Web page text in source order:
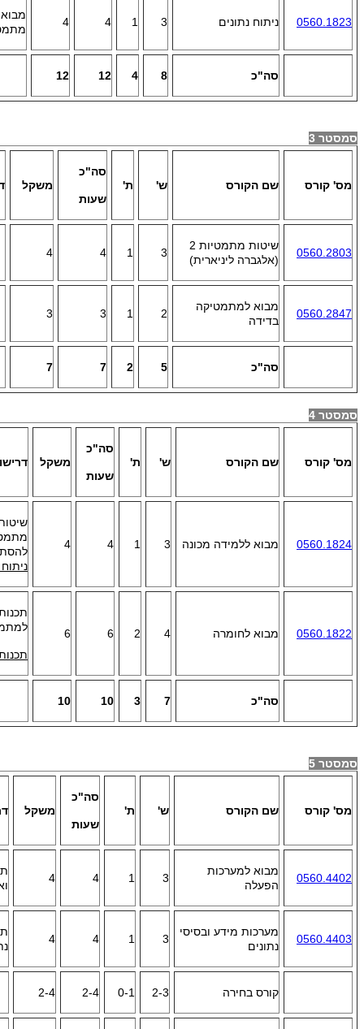
0560.1823 ניתוח נתונים 3
1
4
4
סה"כ 8
4
12
12
סמסטר 3
מס' קורס שם הקורס ש' ת'
סה"כ
שעות
משקל
0560.2803
שיטות מתמטיות 2
(אלגברה ליניארית)
3
1
4
4
0560.2847
מבוא למתמטיקה
בדידה
2
1
3
3
סה"כ 5
2
7
7
סמסטר 4
מס' קורס שם הקורס ש' ת'
סה"כ
שעות
משקל
0560.1824 מבוא ללמידה מכונה 3
1
4
4
0560.1822 מבוא לחומרה 4
2
6
6
סה"כ 7
3
10
10
סמסטר 5
מס' קורס שם הקורס ש' ת'
סה"כ
שעות
משקל
0560.4402
מבוא למערכות
הפעלה
3
1
4
4
0560.4403
מערכות מידע ובסיסי
נתונים
3
1
4
4
קורס בחירה 2-3
0-1
2-4
2-4